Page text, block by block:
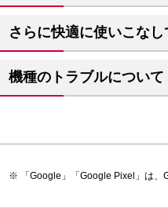
さらに快適に使いこな
機種のトラブルについて
「Google」「Google Pixel」は、